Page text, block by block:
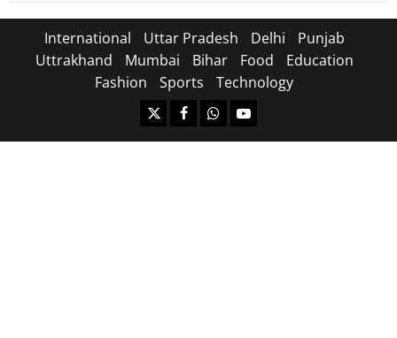
International Uttar Pradesh Delhi
Punjab
Uttrakhand
Mumbai Bihar Food
Education
Fashion
Sports Technology
https://x.com
facebook.com
https:/whatsapp.com/
Youtube.com